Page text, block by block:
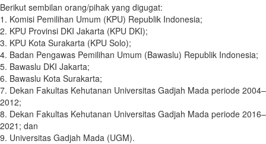
Berikut sembilan orang/pihak yang digugat:
1. Komisi Pemilihan Umum (KPU) Republik Indonesia;
2. KPU Provinsi DKI Jakarta (KPU DKI);
3. KPU Kota Surakarta (KPU Solo);
4. Badan Pengawas Pemilihan Umum (Bawaslu) Republik Indonesia;
5. Bawaslu DKI Jakarta;
6. Bawaslu Kota Surakarta;
7. Dekan Fakultas Kehutanan Universitas Gadjah Mada periode 2004–
2012;
8. Dekan Fakultas Kehutanan Universitas Gadjah Mada periode 2016–
2021; dan
9. Universitas Gadjah Mada (UGM).